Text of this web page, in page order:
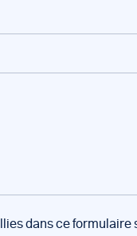
dans ce